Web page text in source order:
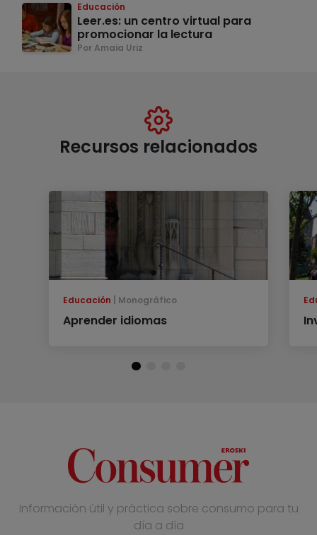
Educación
Leer.es: un centro virtual para
promocionar la lectura
Por Amaia Uriz
Recursos relacionados
Educación Monográfico
Aprender idiomas
Información útil y práctica sobre consumo para tu
día a día